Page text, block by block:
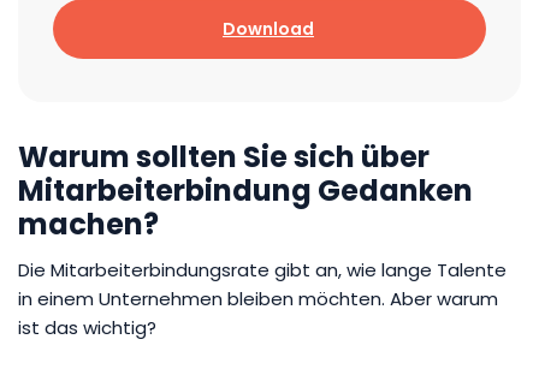
Download
Warum sollten Sie sich über
Mitarbeiterbindung Gedanken
machen?
Die Mitarbeiterbindungsrate gibt an, wie lange Talente
in einem Unternehmen bleiben möchten. Aber warum
ist das wichtig?